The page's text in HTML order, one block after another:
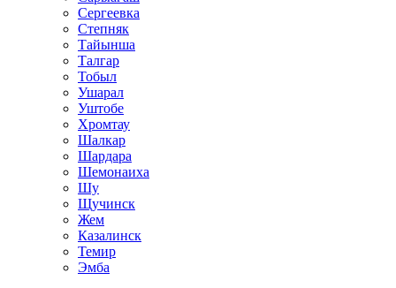
Сергеевка
Степняк
Тайынша
Талгар
Тобыл
Ушарал
Уштобе
Хромтау
Шалкар
Шардара
Шемонаиха
Шу
Щучинск
Жем
Казалинск
Темир
Эмба